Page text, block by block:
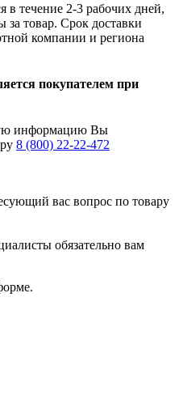
в течение 2-3 рабочих дней,
за товар. Срок доставки
компании и региона
покупателем при
информацию Вы
8 (800) 22-22-472
вас вопрос по товару
обязательно вам